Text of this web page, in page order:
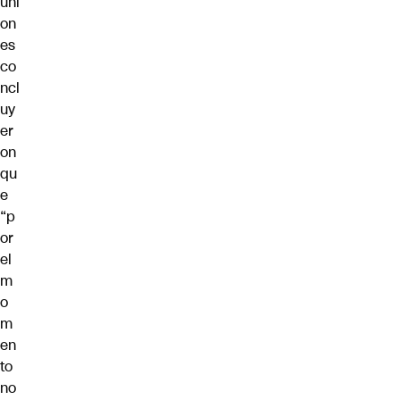
on
es
co
ncl
uy
er
on
qu
e
“p
or
el
m
o
m
en
to
no